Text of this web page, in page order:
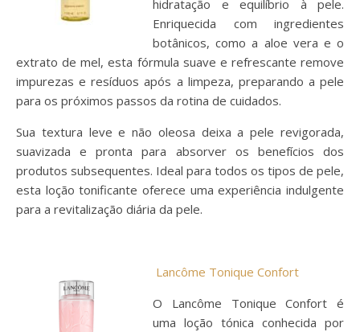
hidratação e equilíbrio à pele.
Enriquecida com ingredientes
botânicos, como a aloe vera e o
extrato de mel, esta fórmula suave e refrescante remove
impurezas e resíduos após a limpeza, preparando a pele
para os próximos passos da rotina de cuidados.
Sua textura leve e não oleosa deixa a pele revigorada,
suavizada e pronta para absorver os benefícios dos
produtos subsequentes. Ideal para todos os tipos de pele,
esta loção tonificante oferece uma experiência indulgente
para a revitalização diária da pele.
Lancôme Tonique Confort
O Lancôme Tonique Confort é
uma loção tónica conhecida por